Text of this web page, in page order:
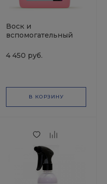
Воск и
вспомогательный
HOCHGLANZTROCKNER
10л KochChemie
4 450 руб.
В КОРЗИНУ